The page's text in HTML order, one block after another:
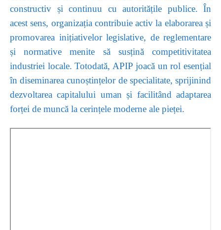
constructiv și continuu cu autoritățile publice. În
acest sens, organizația contribuie activ la elaborarea și
promovarea inițiativelor legislative, de reglementare
și normative menite să susțină competitivitatea
industriei locale. Totodată, APIP joacă un rol esențial
în diseminarea cunoștințelor de specialitate, sprijinind
dezvoltarea capitalului uman și facilitând adaptarea
forței de muncă la cerințele moderne ale pieței.